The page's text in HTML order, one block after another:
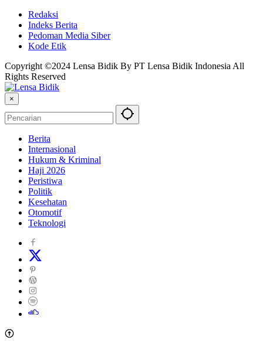
Redaksi
Indeks Berita
Pedoman Media Siber
Kode Etik
Copyright ©2024 Lensa Bidik By PT Lensa Bidik Indonesia All
Rights Reserved
×
Berita
Internasional
Hukum & Kriminal
Haji 2026
Peristiwa
Politik
Kesehatan
Otomotif
Teknologi